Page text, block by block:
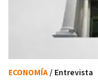
ECONOMÍA/ Entrevista